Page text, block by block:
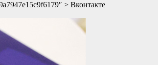
> Вконтакте